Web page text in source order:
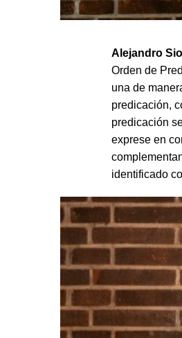
Alejandro
Orden de
una de
predicación,
predicación
exprese en
identificado